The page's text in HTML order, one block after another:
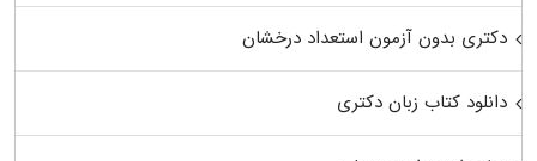
دکتری بدون آزمون استعداد درخشان
دانلود کتاب زبان دکتری